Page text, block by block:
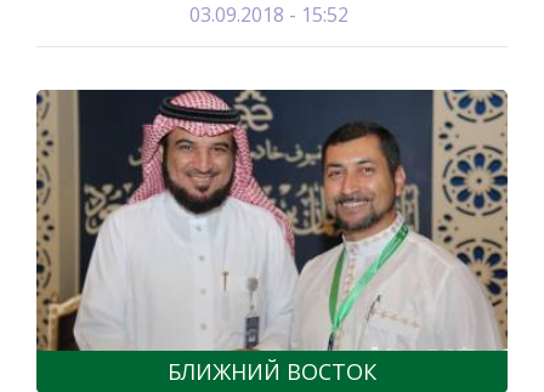
03.09.2018 - 15:52
БЛИЖНИЙ ВОСТОК